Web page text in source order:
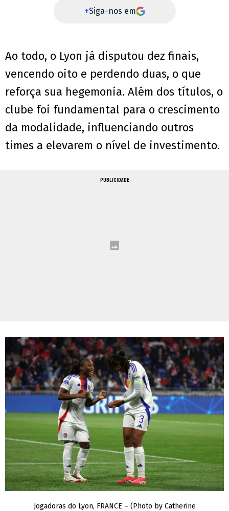
+Siga-nos em
Ao todo, o Lyon já disputou dez finais,
vencendo oito e perdendo duas, o que
reforça sua hegemonia. Além dos títulos, o
clube foi fundamental para o crescimento
da modalidade, influenciando outros
times a elevarem o nível de investimento.
PUBLICIDADE
Jogadoras do Lyon, FRANCE – (Photo by Catherine